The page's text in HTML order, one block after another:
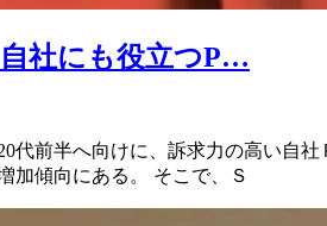
社にも役立つP…
代前半へ向けに、訴求力の高い自
加傾向にある。 そこで、Ｓ